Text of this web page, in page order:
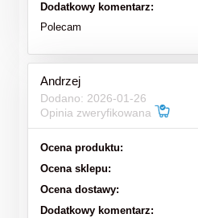
Dodatkowy komentarz:
Polecam
Andrzej
Dodano: 2026-01-26
Opinia zweryfikowana
Ocena produktu:
Ocena sklepu:
Ocena dostawy:
Dodatkowy komentarz: